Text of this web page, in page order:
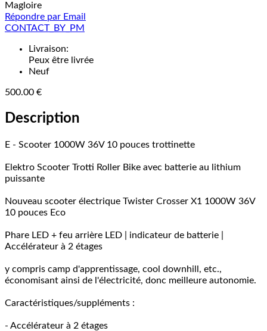
Magloire
Répondre par Email
CONTACT_BY_PM
Livraison:
Peux être livrée
Neuf
500.00 €
Description
E - Scooter 1000W 36V 10 pouces trottinette
Elektro Scooter Trotti Roller Bike avec batterie au lithium
puissante
Nouveau scooter électrique Twister Crosser X1 1000W 36V
10 pouces Eco
Phare LED + feu arrière LED | indicateur de batterie |
Accélérateur à 2 étages
y compris camp d'apprentissage, cool downhill, etc.,
économisant ainsi de l'électricité, donc meilleure autonomie.
Caractéristiques/suppléments :
- Accélérateur à 2 étages